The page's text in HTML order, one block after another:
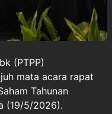
(PTPP)
mata acara rapat
Tahunan
(19/5/2026).